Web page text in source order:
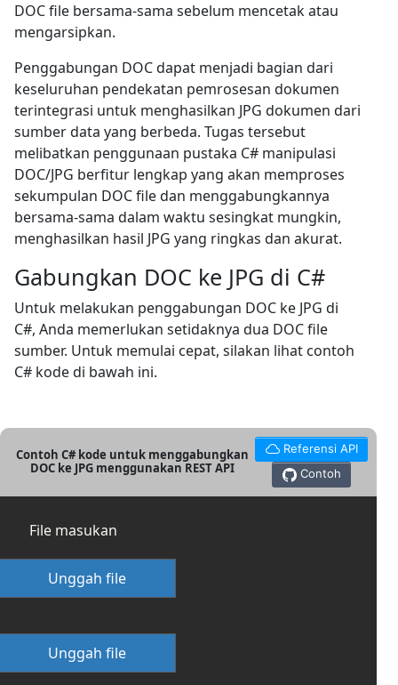
DOC file bersama-sama sebelum mencetak atau
mengarsipkan.
Penggabungan DOC dapat menjadi bagian dari
keseluruhan pendekatan pemrosesan dokumen
terintegrasi untuk menghasilkan JPG dokumen dari
sumber data yang berbeda. Tugas tersebut
melibatkan penggunaan pustaka C# manipulasi
DOC/JPG berfitur lengkap yang akan memproses
sekumpulan DOC file dan menggabungkannya
bersama-sama dalam waktu sesingkat mungkin,
menghasilkan hasil JPG yang ringkas dan akurat.
Gabungkan DOC ke JPG di C#
Untuk melakukan penggabungan DOC ke JPG di
C#, Anda memerlukan setidaknya dua DOC file
sumber. Untuk memulai cepat, silakan lihat contoh
C# kode di bawah ini.
Contoh C# kode untuk menggabungkan
DOC ke JPG menggunakan REST API
Referensi API
Contoh
File masukan
Unggah file
Unggah file